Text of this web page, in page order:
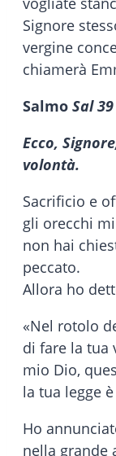
Signore
vergine
chiamerà
Salmo Sal 39
Ecco,
volontà.
Sacrificio e
gli orecchi
non hai
peccato.
Allora ho
«Nel rotolo
di fare la tua
mio Dio,
la tua legge
Ho
nella grande